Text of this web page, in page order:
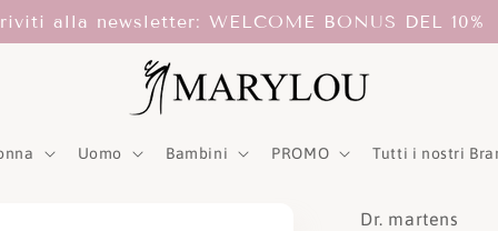
alla newsletter: WELCOME BONUS DEL 10%
Uomo Bambini PROMO Tutti i nostri
Dr. martens